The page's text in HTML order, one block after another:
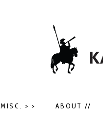
MISC. > > ABOUT //